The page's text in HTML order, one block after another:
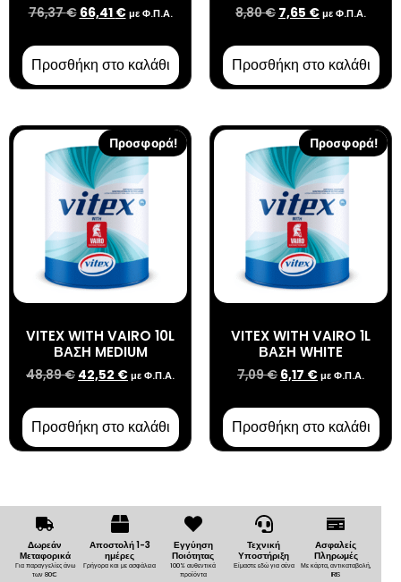
76,37€ 66,41 € με Φ.Π.Α.
Προσθήκη στο καλάθι
8,80€ 7,65 €με Φ.Π.Α.
Προσθήκη στο καλάθι
Προσφορά!
VITEX WITH VAIRO 10L
ΒΑΣΗ MEDIUM
48,89€ 42,52 €με Φ.Π.Α.
Προσθήκη στο καλάθι
Προσφορά!
VITEX WITH VAIRO 1L
ΒΑΣΗ WHITE
7,09€ 6,17 €με Φ.Π.Α.
Προσθήκη στο καλάθι
Δωρεάν
Μεταφορικά
Για παραγγελίες άνω
των 80€
Αποστολή 1-3
ημέρες
Γρήγορα και με ασφάλεια
Εγγύηση
Ποιότητας
100% αυθεντικά
προϊόντα
Τεχνική
Υποστήριξη
Είμαστε εδώ για σένα
Ασφαλείς
Πληρωμές
Με κάρτα, αντικαταβολή,
IRIS